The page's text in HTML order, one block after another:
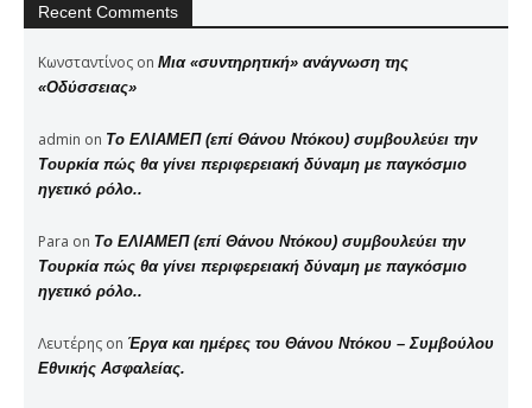
Recent Comments
Κωνσταντίνος on Μια «συντηρητική» ανάγνωση της
«Οδύσσειας»
admin on Το ΕΛΙΑΜΕΠ (επί Θάνου Ντόκου) συμβουλεύει την
Τουρκία πώς θα γίνει περιφερειακή δύναμη με παγκόσμιο
ηγετικό ρόλο..
Para on Το ΕΛΙΑΜΕΠ (επί Θάνου Ντόκου) συμβουλεύει την
Τουρκία πώς θα γίνει περιφερειακή δύναμη με παγκόσμιο
ηγετικό ρόλο..
Λευτέρης on Έργα και ημέρες του Θάνου Ντόκου – Συμβούλου
Εθνικής Ασφαλείας.